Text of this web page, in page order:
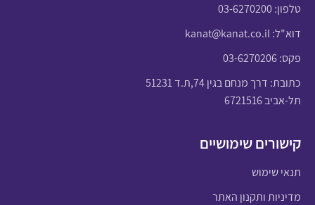
טלפון:03-6270200
דוא"ל:kanat@kanat.co.il
פקס: 03-6270206
כתובת: דרך מנחם בגין 74,ת.ד 51231
תל-אביב 6721516
קישורים שימושיים
תנאי שימוש
מדיניות ותקנון האתר